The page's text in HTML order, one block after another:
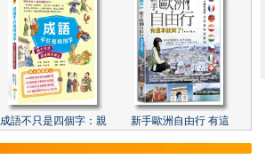
成語不只是四個字：親 新手歐洲自由行 有這